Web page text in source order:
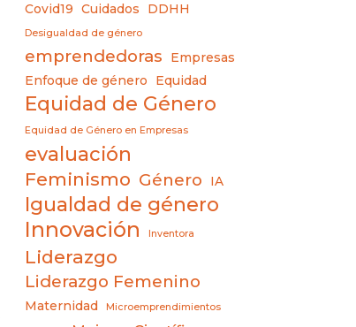
Covid19 Cuidados DDHH
Desigualdad de género
emprendedoras
Empresas
Enfoque de género
Equidad
Equidad de Género
Equidad de Género en Empresas
evaluación
Feminismo Género IA
Igualdad de género
Innovación Inventora
Liderazgo
Liderazgo Femenino
Maternidad Microemprendimientos